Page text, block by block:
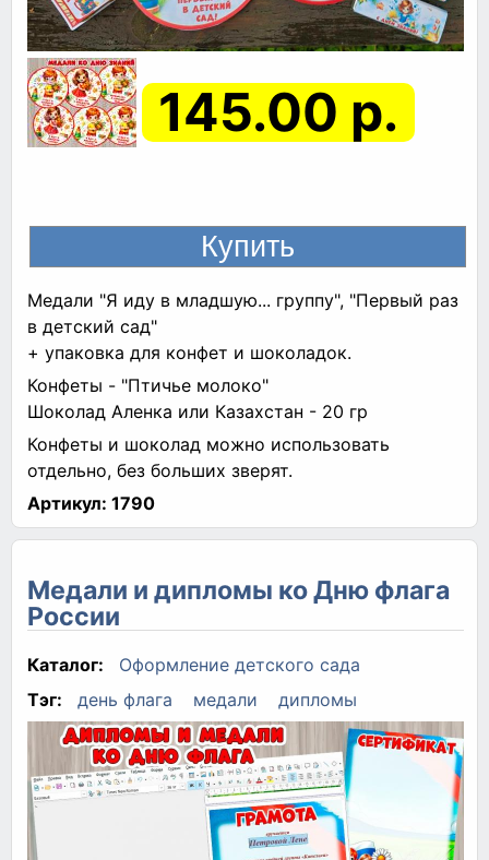
145.00 р.
Медали "Я иду в младшую... группу", "Первый раз
в детский сад"
+ упаковка для конфет и шоколадок.
Конфеты - "Птичье молоко"
Шоколад Аленка или Казахстан - 20 гр
Конфеты и шоколад можно использовать
отдельно, без больших зверят.
Артикул: 1790
Медали и дипломы ко Дню флага
России
Каталог:
Оформление детского сада
Тэг:
день флага медали дипломы